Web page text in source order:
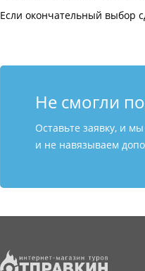
Если окончательный выбор
Не смогли
Оставьте заявку, и
и не навязываем